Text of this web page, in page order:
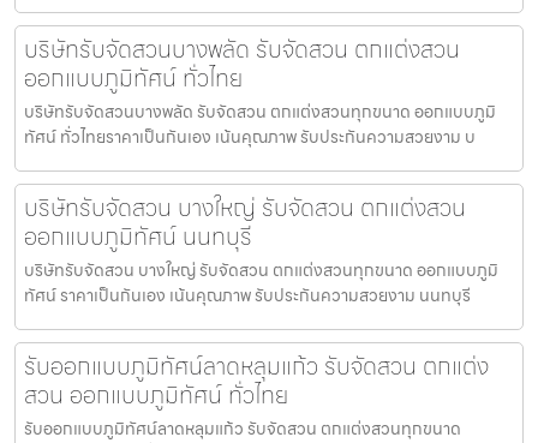
บริษัทรับจัดสวนบางพลัด รับจัดสวน ตกแต่งสวน
ออกแบบภูมิทัศน์ ทั่วไทย
บริษัทรับจัดสวนบางพลัด รับจัดสวน ตกแต่งสวนทุกขนาด ออกแบบภูมิ
ทัศน์ ทั่วไทยราคาเป็นกันเอง เน้นคุณภาพ รับประกันความสวยงาม บ
บริษัทรับจัดสวน บางใหญ่ รับจัดสวน ตกแต่งสวน
ออกแบบภูมิทัศน์ นนทบุรี
บริษัทรับจัดสวน บางใหญ่ รับจัดสวน ตกแต่งสวนทุกขนาด ออกแบบภูมิ
ทัศน์ ราคาเป็นกันเอง เน้นคุณภาพ รับประกันความสวยงาม นนทบุรี
รับออกแบบภูมิทัศน์ลาดหลุมแก้ว รับจัดสวน ตกแต่ง
สวน ออกแบบภูมิทัศน์ ทั่วไทย
รับออกแบบภูมิทัศน์ลาดหลุมแก้ว รับจัดสวน ตกแต่งสวนทุกขนาด